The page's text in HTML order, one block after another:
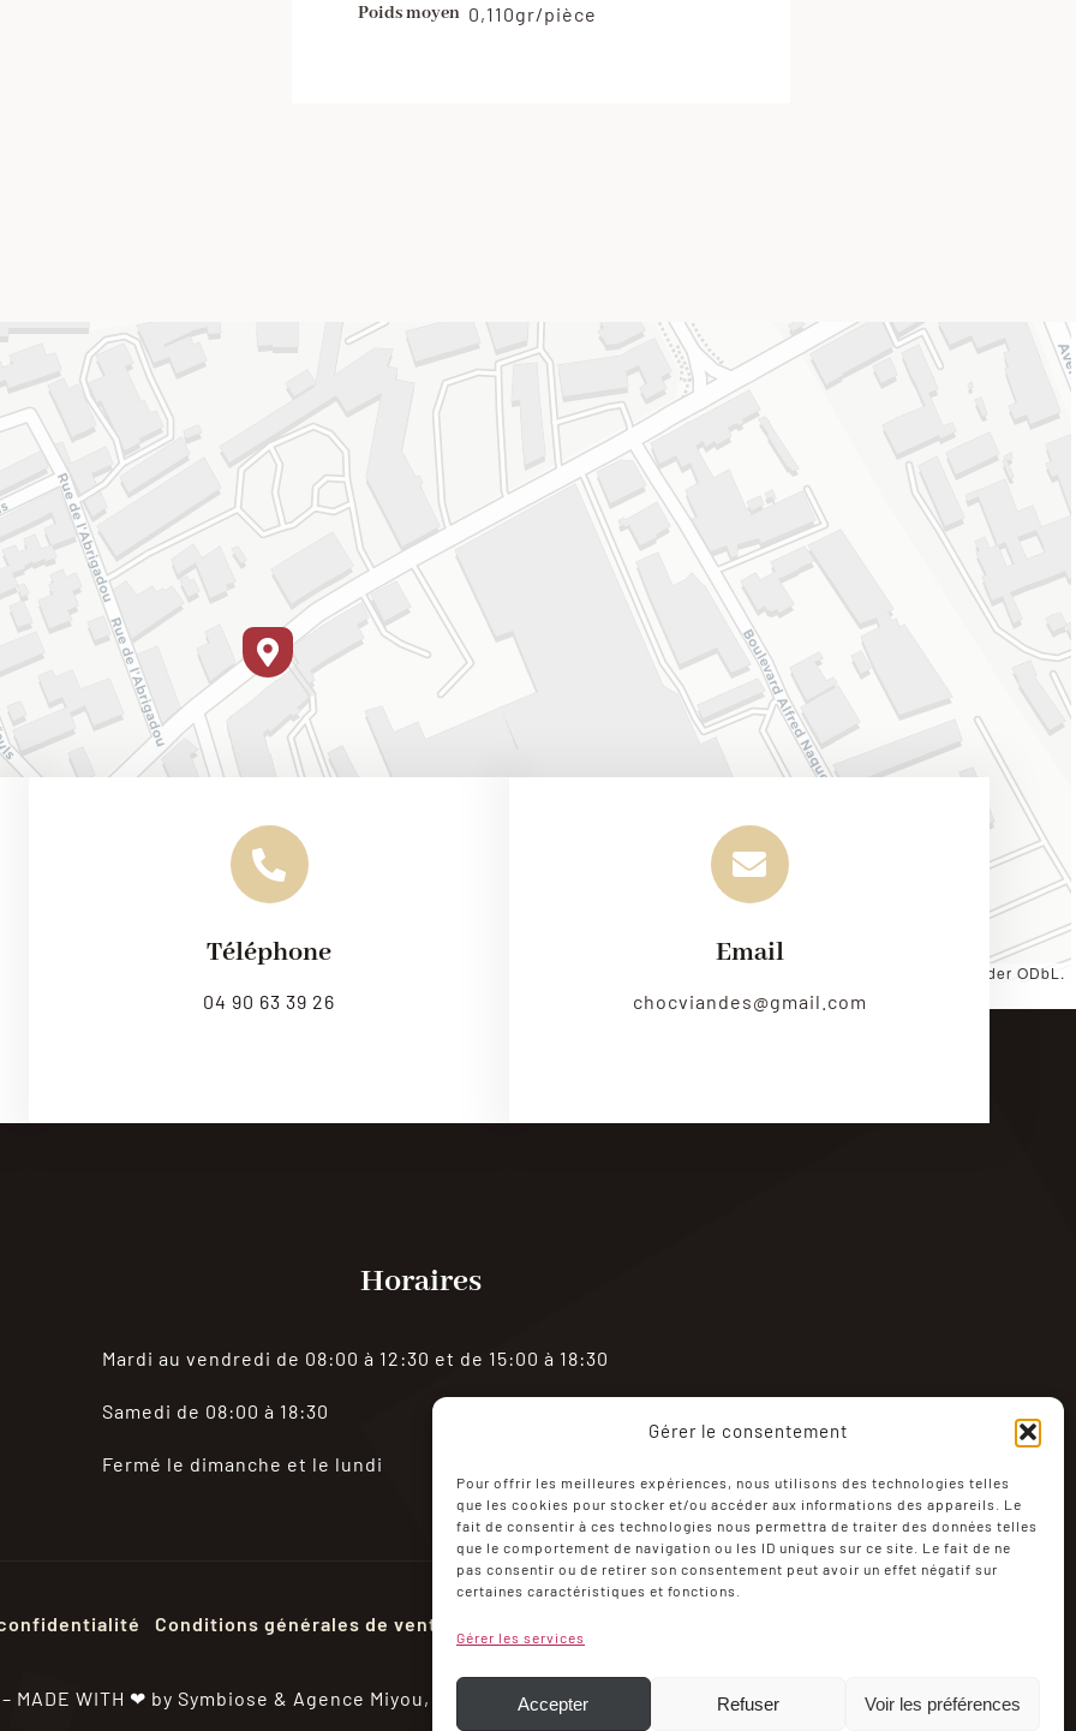
Gérer le consentement
Pour offrir les meilleures expériences, nous utilisons des technologies telles
que les cookies pour stocker et/ou accéder aux informations des appareils. Le
fait de consentir à ces technologies nous permettra de traiter des données telles
que le comportement de navigation ou les ID uniques sur ce site. Le fait de ne
pas consentir ou de retirer son consentement peut avoir un effet négatif sur
certaines caractéristiques et fonctions.
Gérer les services
Accepter Refuser Voir les préférences
Poids moyen 0,110gr/pièce
, under ODbL.
Téléphone
04 90 63 39 26
Email
chocviandes@gmail.com
Horaires
Mardi au vendredi de 08:00 à 12:30 et de 15:00 à 18:30
Samedi de 08:00 à 18:30
Fermé le dimanche et le lundi
Conditions générales de ventes
MADE WITH ❤ by Symbiose & Agence Miyou, Photos Eric Guillerminet